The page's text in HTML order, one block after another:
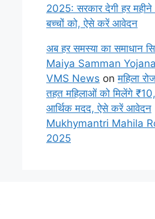
2025: सरकार देगी हर
बच्चों को, ऐसे करें आवेदन
अब हर समस्या का समाधान
Maiya Samman
VMS News onमहिला
तहत महिलाओं को मिलेंगे
आर्थिक मदद, ऐसे करें आवेदन
Mukhymantri Mahila
2025